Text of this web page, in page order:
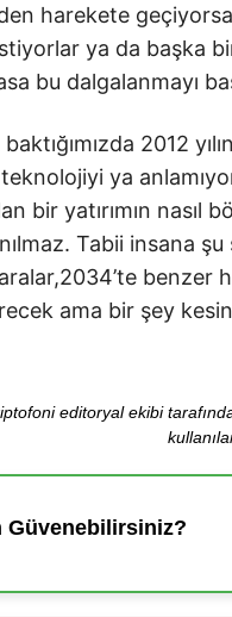
harekete
ya da başka
bu dalgalanmayı
2012
ya
bir yatırımın
Tabii insana
ama bir şey
editoryal ekibi
Güvenebilirsiniz?